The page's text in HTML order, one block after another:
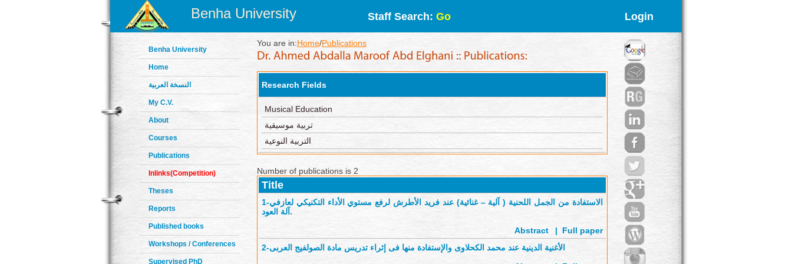
Benha University Staff Search: Go Login
Benha University
Home
النسخة العربية
My C.V.
About
Courses
Publications
Inlinks(Competition)
Theses
Reports
Published books
Workshops / Conferences
Supervised PhD
You are in:Home/Publications
Research Fields
Musical Education
تربية موسيقية
التربية النوعية
Number of publications is 2
Title
1-الاستفادة من الجمل اللحنية ( آلية – غنائية) عند فريد الأطرش لرفع مستوي الأداء التكنيكي لعازفي
آلة العود.
Abstract' |
Full paper
2-الأغنية الدينية عند محمد الكحلاوى والإستفادة منها فى إثراء تدريس مادة الصولفيج العربى